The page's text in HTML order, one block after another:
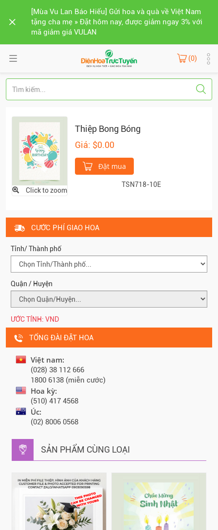
[Mùa Vu Lan Báo Hiếu] Gửi hoa và quà về Việt Nam
tặng cha mẹ » Đặt hôm nay, được giảm ngay 3% với
mã giảm giá VULAN
(0)
Click to zoom
Thiệp Bong Bóng
Giá: $0.00
Đặt mua
TSN718-10E
CƯỚC PHÍ GIAO HOA
Tỉnh/ Thành phố
Quận / Huyện
ƯỚC TÍNH: VND
TỔNG ĐÀI ĐẶT HOA
Việt nam:
(028) 38 112 666
1800 6138 (miễn cước)
Hoa kỳ:
(510) 417 4568
Úc:
(02) 8006 0568
SẢN PHẨM CÙNG LOẠI